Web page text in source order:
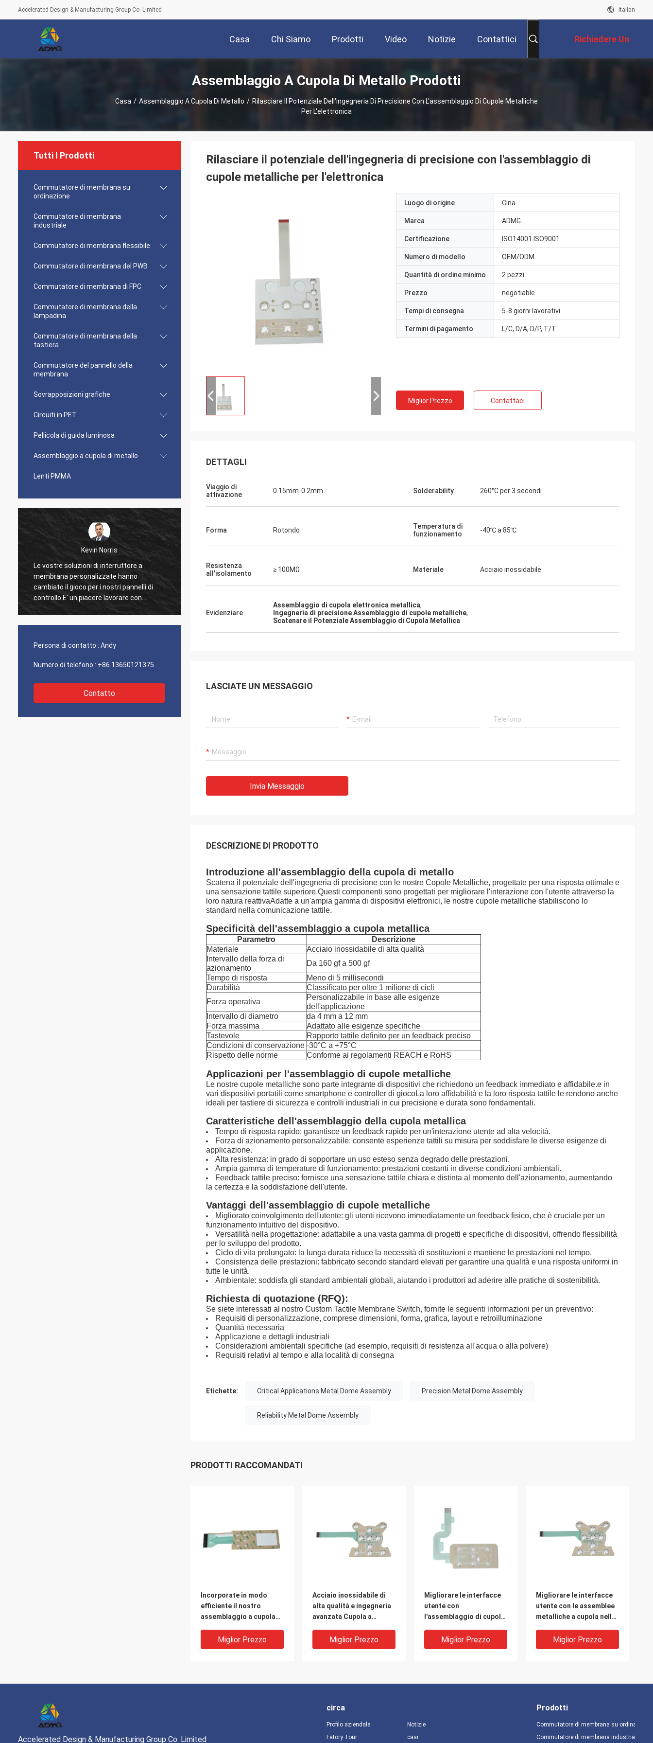
Accelerated Design & Manufacturing Group Co. Limited Italian
Casa Chi Siamo Prodotti Video Notizie Contattici Richiedere Un
Preventivo
Assemblaggio A Cupola Di Metallo Prodotti
Casa / Assemblaggio A Cupola Di Metallo / Rilasciare Il Potenziale Dell'ingegneria Di Precisione Con L'assemblaggio Di Cupole Metalliche
Per L'elettronica
Tutti I Prodotti
Commutatore di membrana su
ordinazione
Commutatore di membrana
industriale
Commutatore di membrana flessibile
Commutatore di membrana del PWB
Commutatore di membrana di FPC
Commutatore di membrana della
lampadina
Commutatore di membrana della
tastiera
Commutatore del pannello della
membrana
Sovrapposizioni grafiche
Circuiti in PET
Pellicola di guida luminosa
Assemblaggio a cupola di metallo
Lenti PMMA
Kevin Norris
Le vostre soluzioni di interruttore a
membrana personalizzate hanno
cambiato il gioco per i nostri pannelli di
controllo.E' un piacere lavorare con
un'azienda che capisce così bene i nostri
Volevo solo esprimere la mia gratitudine
per l'eccezionale servizio clienti fornito
dal vostro team.Non vediamo l'ora di
Siamo rimasti colpiti dalla velocità di
a membrana che abbiamo ordinato.Grazie
del prodotto.!
I vostri interruttori a membrana si sono
convenienti per le nostre esigenze di
Persona di contatto : Andy
Numero di telefono : +86 13650121375
Contatto
Rilasciare il potenziale dell'ingegneria di precisione con l'assemblaggio di
cupole metalliche per l'elettronica
Luogo di origine Cina
Marca ADMG
Certificazione ISO14001 ISO9001
Numero di modello OEM/ODM
Quantità di ordine minimo 2 pezzi
Prezzo negotiable
Tempi di consegna 5-8 giorni lavorativi
Termini di pagamento L/C, D/A, D/P, T/T
Miglior Prezzo Contattaci
DETTAGLI
Viaggio di
attivazione
0.15mm-0.2mm Solderability 260°C per 3 secondi
Forma Rotondo
Temperatura di
funzionamento
-40℃ a 85℃
Resistenza
all'isolamento
≥ 100MΩ Materiale Acciaio inossidabile
Evidenziare
Assemblaggio di cupola elettronica metallica,
Ingegneria di precisione Assemblaggio di cupole metalliche,
Scatenare il Potenziale Assemblaggio di Cupola Metallica
LASCIATE UN MESSAGGIO
Invia Messaggio
DESCRIZIONE DI PRODOTTO
Introduzione all'assemblaggio della cupola di metallo
Scatena il potenziale dell'ingegneria di precisione con le nostre Copole Metalliche, progettate per una risposta ottimale e
una sensazione tattile superiore.Questi componenti sono progettati per migliorare l'interazione con l'utente attraverso la
loro natura reattivaAdatte a un'ampia gamma di dispositivi elettronici, le nostre cupole metalliche stabiliscono lo
standard nella comunicazione tattile.
Specificità dell'assemblaggio a cupola metallica
Parametro
Descrizione
Materiale
Acciaio inossidabile di alta qualità
Intervallo della forza di
azionamento
Da 160 gf a 500 gf
Tempo di risposta
Meno di 5 millisecondi
Durabilità
Classificato per oltre 1 milione di cicli
Forza operativa
Personalizzabile in base alle esigenze
dell'applicazione
Intervallo di diametro
da 4 mm a 12 mm
Forza massima
Adattato alle esigenze specifiche
Tastevole
Rapporto tattile definito per un feedback preciso
Condizioni di conservazione -30°C a +75°C
Rispetto delle norme
Conforme ai regolamenti REACH e RoHS
Applicazioni per l'assemblaggio di cupole metalliche
Le nostre cupole metalliche sono parte integrante di dispositivi che richiedono un feedback immediato e affidabile.e in
vari dispositivi portatili come smartphone e controller di giocoLa loro affidabilità e la loro risposta tattile le rendono anche
ideali per tastiere di sicurezza e controlli industriali in cui precisione e durata sono fondamentali.
Caratteristiche dell'assemblaggio della cupola metallica
Tempo di risposta rapido: garantisce un feedback rapido per un'interazione utente ad alta velocità.
Forza di azionamento personalizzabile: consente esperienze tattili su misura per soddisfare le diverse esigenze di
applicazione.
Alta resistenza: in grado di sopportare un uso esteso senza degrado delle prestazioni.
Ampia gamma di temperature di funzionamento: prestazioni costanti in diverse condizioni ambientali.
Feedback tattile preciso: fornisce una sensazione tattile chiara e distinta al momento dell'azionamento, aumentando
la certezza e la soddisfazione dell'utente.
Vantaggi dell'assemblaggio di cupole metalliche
Migliorato coinvolgimento dell'utente: gli utenti ricevono immediatamente un feedback fisico, che è cruciale per un
funzionamento intuitivo del dispositivo.
Versatilità nella progettazione: adattabile a una vasta gamma di progetti e specifiche di dispositivi, offrendo flessibilità
per lo sviluppo del prodotto.
Ciclo di vita prolungato: la lunga durata riduce la necessità di sostituzioni e mantiene le prestazioni nel tempo.
Consistenza delle prestazioni: fabbricato secondo standard elevati per garantire una qualità e una risposta uniformi in
tutte le unità.
Ambientale: soddisfa gli standard ambientali globali, aiutando i produttori ad aderire alle pratiche di sostenibilità.
Richiesta di quotazione (RFQ):
Se siete interessati al nostro Custom Tactile Membrane Switch, fornite le seguenti informazioni per un preventivo:
Requisiti di personalizzazione, comprese dimensioni, forma, grafica, layout e retroilluminazione
Quantità necessaria
Applicazione e dettagli industriali
Considerazioni ambientali specifiche (ad esempio, requisiti di resistenza all'acqua o alla polvere)
Requisiti relativi al tempo e alla località di consegna
Etichette: Critical Applications Metal Dome Assembly Precision Metal Dome Assembly
Reliability Metal Dome Assembly
PRODOTTI RACCOMANDATI
Incorporate in modo
efficiente il nostro
assemblaggio a cupola
linea di produzione
Miglior Prezzo
Acciaio inossidabile di
alta qualità e ingegneria
avanzata Cupola a
resistente alle
intemperie
Miglior Prezzo
Migliorare le interfacce
utente con
l'assemblaggio di cupole
l'affidabilità per
applicazioni critiche
Miglior Prezzo
Migliorare le interfacce
utente con le assemblee
metalliche a cupola nelle
automobilistiche
Miglior Prezzo
Accelerated Design & Manufacturing Group Co. Limited
circa
Profilo aziendale
Fatory Tour
Notizie
casi
Prodotti
Commutatore di membrana su ordinazione
Commutatore di membrana industriale